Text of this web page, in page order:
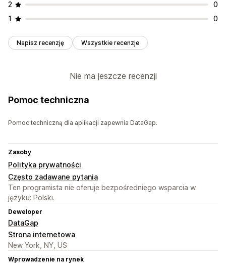
2
0
1
0
Napisz recenzję Wszystkie recenzje
Nie ma jeszcze recenzji
Pomoc techniczna
Pomoc techniczną dla aplikacji zapewnia DataGap.
Zasoby
Polityka prywatności
Często zadawane pytania
Ten programista nie oferuje bezpośredniego wsparcia w
języku: Polski.
Deweloper
DataGap
Strona internetowa
New York, NY, US
Wprowadzenie na rynek